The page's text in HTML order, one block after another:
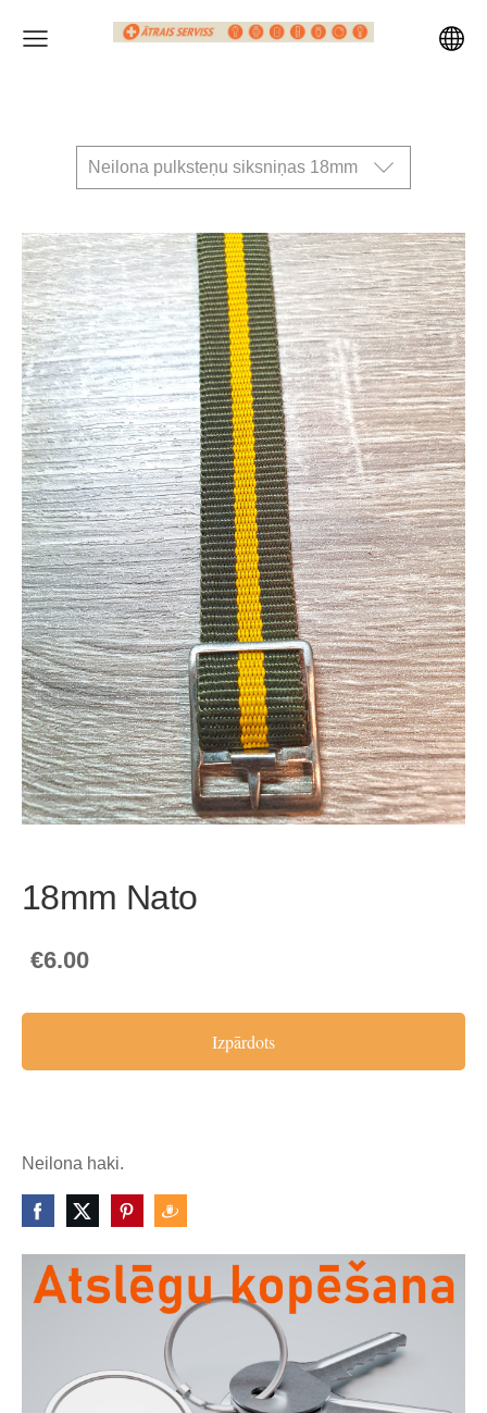
Neilona pulksteņu siksniņas 18mm
18mm Nato
€6.00
Izpārdots
Neilona haki.